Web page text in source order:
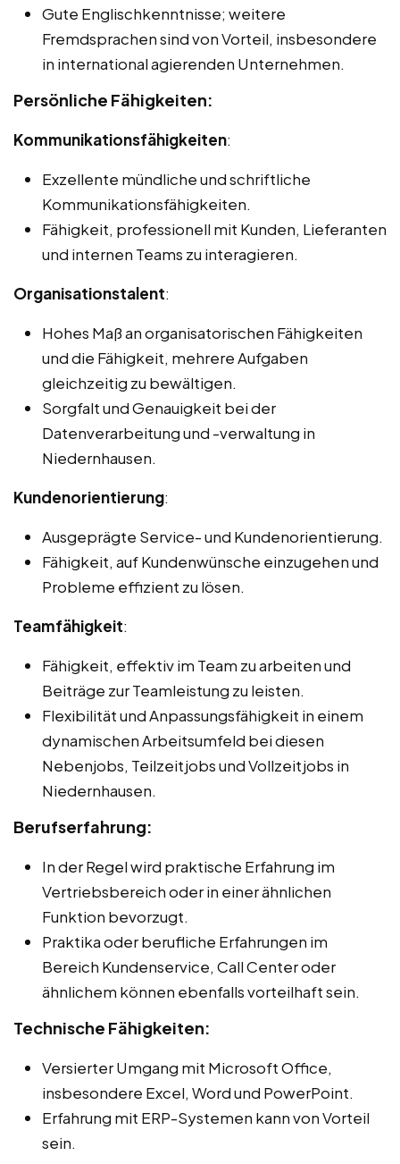
Gute Englischkenntnisse; weitere
Fremdsprachen sind von Vorteil, insbesondere
in international agierenden Unternehmen.
Persönliche Fähigkeiten:
Kommunikationsfähigkeiten:
Exzellente mündliche und schriftliche
Kommunikationsfähigkeiten.
Fähigkeit, professionell mit Kunden, Lieferanten
und internen Teams zu interagieren.
Organisationstalent:
Hohes Maß an organisatorischen Fähigkeiten
und die Fähigkeit, mehrere Aufgaben
gleichzeitig zu bewältigen.
Sorgfalt und Genauigkeit bei der
Datenverarbeitung und -verwaltung in
Niedernhausen.
Kundenorientierung:
Ausgeprägte Service- und Kundenorientierung.
Fähigkeit, auf Kundenwünsche einzugehen und
Probleme effizient zu lösen.
Teamfähigkeit:
Fähigkeit, effektiv im Team zu arbeiten und
Beiträge zur Teamleistung zu leisten.
Flexibilität und Anpassungsfähigkeit in einem
dynamischen Arbeitsumfeld bei diesen
Nebenjobs, Teilzeitjobs und Vollzeitjobs in
Niedernhausen.
Berufserfahrung:
In der Regel wird praktische Erfahrung im
Vertriebsbereich oder in einer ähnlichen
Funktion bevorzugt.
Praktika oder berufliche Erfahrungen im
Bereich Kundenservice, Call Center oder
ähnlichem können ebenfalls vorteilhaft sein.
Technische Fähigkeiten:
Versierter Umgang mit Microsoft Office,
insbesondere Excel, Word und PowerPoint.
Erfahrung mit ERP-Systemen kann von Vorteil
sein.